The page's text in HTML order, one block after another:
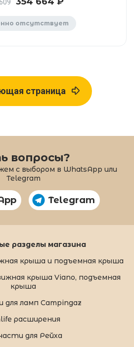
отсутствует
страница
вопросы?
с выбором в WhatsApp или
Telegram
Telegram
разделы магазина
крыша и подъемная крыша
крыша Viano, подъемная
крыша
для ламп Campingaz
расширения
для Рейха